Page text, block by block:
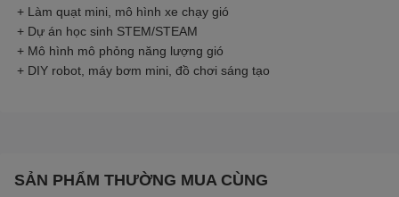
+ Làm quạt mini, mô hình xe chạy gió
+ Dự án học sinh STEM/STEAM
+ Mô hình mô phỏng năng lượng gió
+ DIY robot, máy bơm mini, đồ chơi sáng tạo
SẢN PHẨM THƯỜNG MUA CÙNG